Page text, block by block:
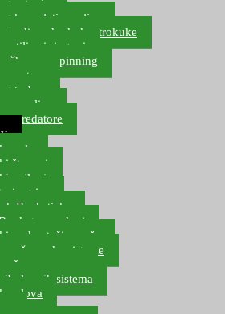
setovi
kompleti varalica
udice, dvokuke, trokuke
vrtilice i ringovi
škare za spinning
pastrve
torbe
varalice
predatore
role
štapovi
najloni
ugriza
Banksticks
rakete, markeri
podmetači, mreže
za šaranske sisteme
šarana, amura
sistema
olova